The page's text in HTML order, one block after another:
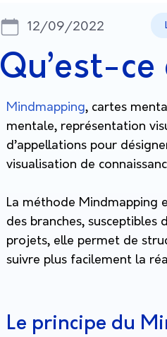
12/09/2022
Qu’est-
Mindmapping, cartes
mentale, représentation
d’appellations pour
visualisation de
La méthode Mindmapping
des branches,
projets, elle permet de
suivre plus facilement la
Le principe du